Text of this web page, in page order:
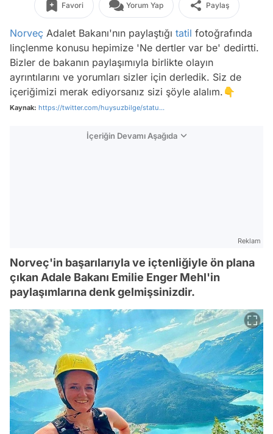
Favori Yorum Yap Paylaş
Norveç Adalet Bakanı'nın paylaştığı tatil fotoğrafında
linçlenme konusu hepimize 'Ne dertler var be' dedirtti.
Bizler de bakanın paylaşımıyla birlikte olayın
ayrıntılarını ve yorumları sizler için derledik. Siz de
içeriğimizi merak ediyorsanız sizi şöyle alalım.👇
Kaynak: https://twitter.com/huysuzbilge/statu...
İçeriğin Devamı Aşağıda
Reklam
Norveç'in başarılarıyla ve içtenliğiyle ön plana
çıkan Adale Bakanı Emilie Enger Mehl'in
paylaşımlarına denk gelmişsinizdir.